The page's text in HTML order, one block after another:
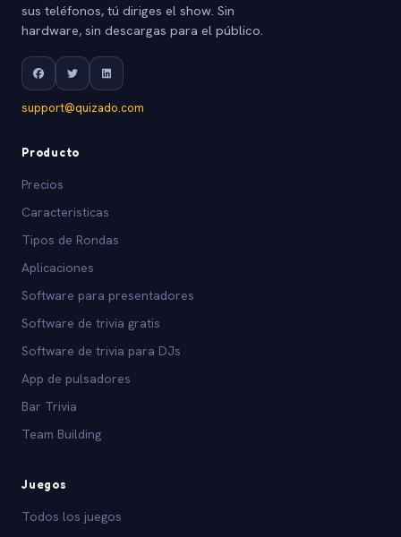
sus teléfonos, tú diriges el show. Sin
hardware, sin descargas para el público.
support@quizado.com
Producto
Precios
Caracteristicas
Tipos de Rondas
Aplicaciones
Software para presentadores
Software de trivia gratis
Software de trivia para DJs
App de pulsadores
Bar Trivia
Team Building
Juegos
Todos los juegos